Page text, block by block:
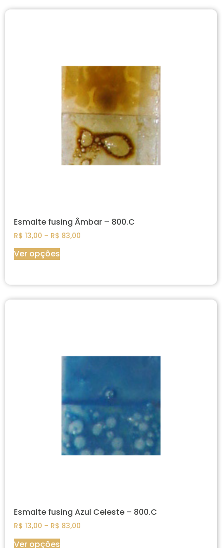
Esmalte fusing Âmbar – 800.C
R$ 13,00 – R$ 83,00
Ver opções
Esmalte fusing Azul Celeste – 800.C
R$ 13,00 – R$ 83,00
Ver opções